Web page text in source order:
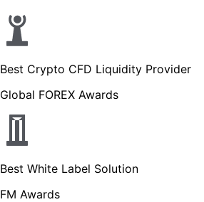
Best Crypto CFD Liquidity Provider
Global FOREX Awards
Best White Label Solution
FM Awards